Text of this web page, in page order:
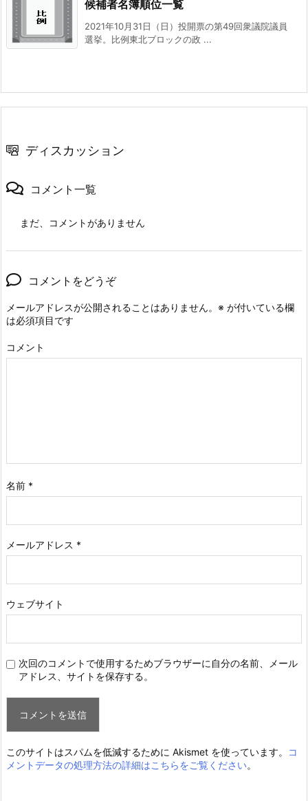
候補者名簿順位一覧
2021年10月31日（日）投開票の第49回衆議院議員
選挙。比例東北ブロックの政 ...
ディスカッション
コメント一覧
まだ、コメントがありません
コメントをどうぞ
メールアドレスが公開されることはありません。 ※ が付いている欄
は必須項目です
コメント
名前 *
メールアドレス *
ウェブサイト
次回のコメントで使用するためブラウザーに自分の名前、メール
アドレス、サイトを保存する。
このサイトはスパムを低減するために Akismet を使っています。
コ
メントデータの処理方法の詳細はこちらをご覧ください。